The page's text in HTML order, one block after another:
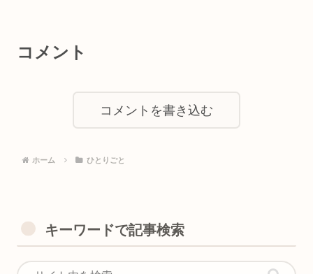
コメント
コメントを書き込む
ホーム ひとりごと
キーワードで記事検索